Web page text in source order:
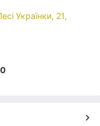
виконане
Українки, 21,